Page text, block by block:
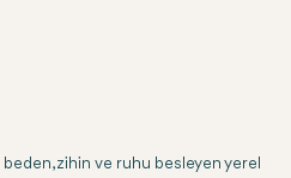
zihin ve ruhu besleyen yerel